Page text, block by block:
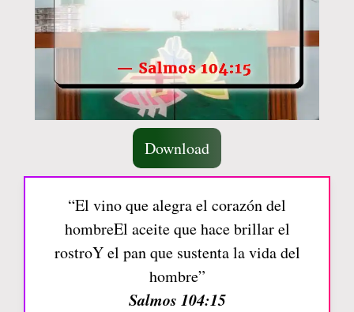
Download
“El vino que alegra el corazón del
hombreEl aceite que hace brillar el
rostroY el pan que sustenta la vida del
hombre”
Salmos 104:15